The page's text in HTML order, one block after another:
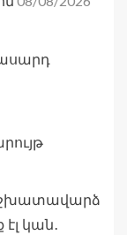
կան․